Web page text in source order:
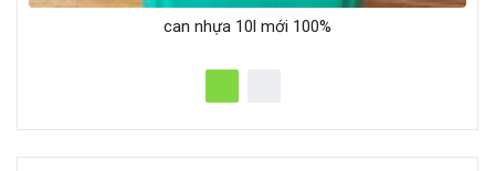
can nhựa 10l mới 100%